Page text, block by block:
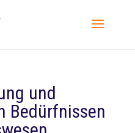
und
Bedürfnissen